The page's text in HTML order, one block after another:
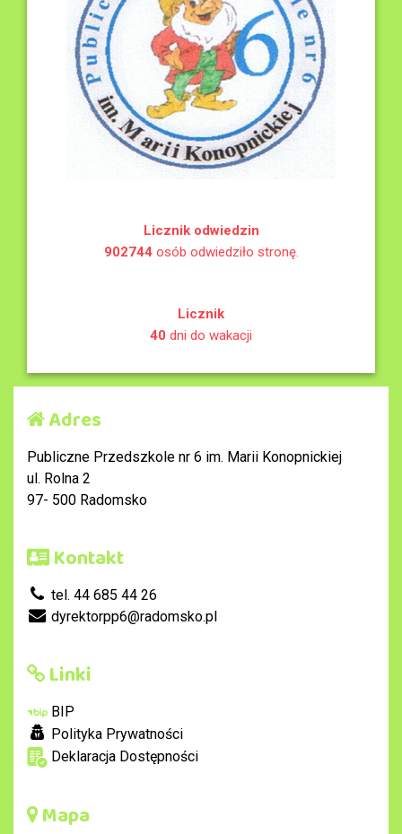
Licznik odwiedzin
902744osób odwiedziło stronę.
Licznik
40 dni do wakacji
Adres
Publiczne Przedszkole nr 6 im. Marii Konopnickiej
ul. Rolna 2
97- 500 Radomsko
Kontakt
tel. 44 685 44 26
dyrektorpp6@radomsko.pl
Linki
BIP
Polityka Prywatności
Deklaracja Dostępności
Mapa